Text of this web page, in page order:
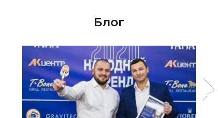
Блог